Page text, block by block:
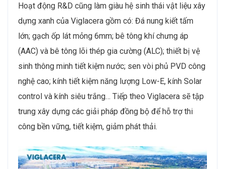
Hoạt động R&D cũng làm giàu hệ sinh thái vật liệu xây
dựng xanh của Viglacera gồm có: Đá nung kiết tấm
lớn; gạch ốp lát mỏng 6mm; bê tông khí chưng áp
(AAC) và bê tông lõi thép gia cường (ALC); thiết bị vệ
sinh thông minh tiết kiệm nước; sen vòi phủ PVD công
nghệ cao; kính tiết kiệm năng lượng Low-E, kính Solar
control và kính siêu trắng… Tiếp theo Viglacera sẽ tập
trung xây dựng các giải pháp đồng bộ để hỗ trợ thi
công bền vững, tiết kiệm, giảm phát thải.